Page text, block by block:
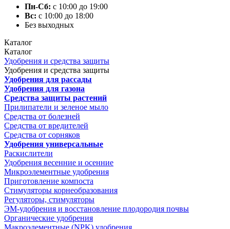
Пн-Сб: с 10:00 до 19:00
Вс: с 10:00 до 18:00
Без выходных
Каталог
Каталог
Удобрения и средства защиты
Удобрения и средства защиты
Удобрения для рассады
Удобрения для газона
Средства защиты растений
Прилипатели и зеленое мыло
Средства от болезней
Средства от вредителей
Средства от сорняков
Удобрения универсальные
Раскислители
Удобрения весенние и осенние
Микроэлементные удобрения
Приготовление компоста
Стимуляторы корнеобразования
Регуляторы, стимуляторы
ЭМ-удобрения и восстановление плодородия почвы
Органические удобрения
Макроэлементные (NPK) удобрения